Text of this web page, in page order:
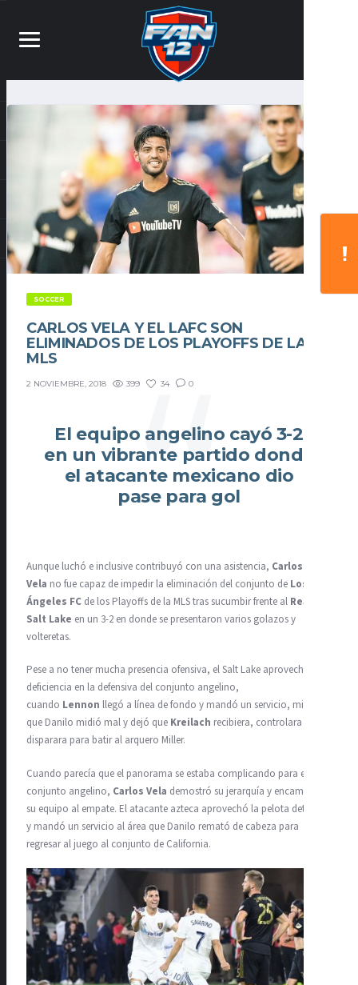
SOCCER
CARLOS VELA Y EL LAFC SON
ELIMINADOS DE LOS PLAYOFFS DE LA
MLS
2 NOVIEMBRE, 2018 399 34 0
El equipo angelino cayó 3-2
en un vibrante partido donde
el atacante mexicano dio
pase para gol
Aunque luchó e inclusive contribuyó con una asistencia, Carlos
Vela no fue capaz de impedir la eliminación del conjunto de Los
Ángeles FC de los Playoffs de la MLS tras sucumbir frente al Real
Salt Lake en un 3-2 en donde se presentaron varios golazos y
volteretas.
Pese a no tener mucha presencia ofensiva, el Salt Lake aprovechó una
deficiencia en la defensiva del conjunto angelino,
cuando Lennon llegó a línea de fondo y mandó un servicio, mismo
que Danilo midió mal y dejó que Kreilach recibiera, controlara y
disparara para batir al arquero Miller.
Cuando parecía que el panorama se estaba complicando para el
conjunto angelino, Carlos Vela demostró su jerarquía y encaminó a
su equipo al empate. El atacante azteca aprovechó la pelota detenida
y mandó un servicio al área que Danilo remató de cabeza para
regresar al juego al conjunto de California.